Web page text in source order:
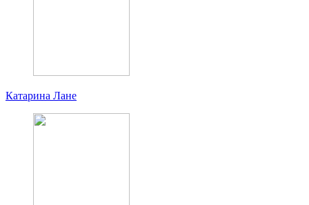
Катарина Лане